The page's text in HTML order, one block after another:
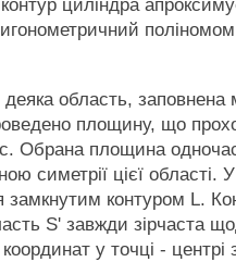
контур циліндра
область,
площину, що
Обрана площина
симетрії цієї області.
контуром L.
S' завжди зірчаста
у точці - центрі